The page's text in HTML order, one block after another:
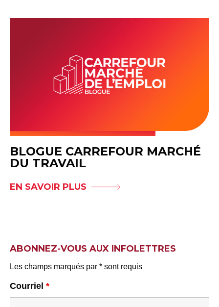
BLOGUE CARREFOUR MARCHÉ
DU TRAVAIL
EN SAVOIR PLUS
ABONNEZ-VOUS AUX INFOLETTRES
Les champs marqués par * sont requis
Courriel *